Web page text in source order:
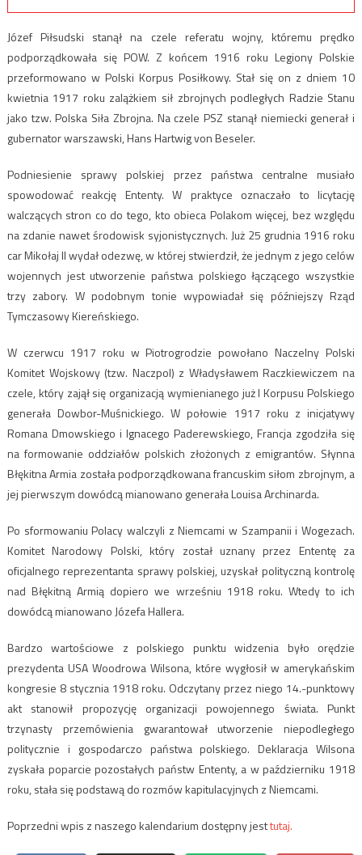
Józef Piłsudski stanął na czele referatu wojny, któremu prędko
podporządkowała się POW. Z końcem 1916 roku Legiony Polskie
przeformowano w Polski Korpus Posiłkowy. Stał się on z dniem 10
kwietnia 1917 roku zalążkiem sił zbrojnych podległych Radzie Stanu
jako tzw. Polska Siła Zbrojna. Na czele PSZ stanął niemiecki generał i
gubernator warszawski, Hans Hartwig von Beseler.
Podniesienie sprawy polskiej przez państwa centralne musiało
spowodować reakcję Ententy. W praktyce oznaczało to licytację
walczących stron co do tego, kto obieca Polakom więcej, bez względu
na zdanie nawet środowisk syjonistycznych. Już 25 grudnia 1916 roku
car Mikołaj II wydał odezwę, w której stwierdził, że jednym z jego celów
wojennych jest utworzenie państwa polskiego łączącego wszystkie
trzy zabory. W podobnym tonie wypowiadał się późniejszy Rząd
Tymczasowy Kiereńskiego.
W czerwcu 1917 roku w Piotrogrodzie powołano Naczelny Polski
Komitet Wojskowy (tzw. Naczpol) z Władysławem Raczkiewiczem na
czele, który zajął się organizacją wymienianego już I Korpusu Polskiego
generała Dowbor-Muśnickiego. W połowie 1917 roku z inicjatywy
Romana Dmowskiego i Ignacego Paderewskiego, Francja zgodziła się
na formowanie oddziałów polskich złożonych z emigrantów. Słynna
Błękitna Armia została podporządkowana francuskim siłom zbrojnym, a
jej pierwszym dowódcą mianowano generała Louisa Archinarda.
Po sformowaniu Polacy walczyli z Niemcami w Szampanii i Wogezach.
Komitet Narodowy Polski, który został uznany przez Ententę za
oficjalnego reprezentanta sprawy polskiej, uzyskał polityczną kontrolę
nad Błękitną Armią dopiero we wrześniu 1918 roku. Wtedy to ich
dowódcą mianowano Józefa Hallera.
Bardzo wartościowe z polskiego punktu widzenia było orędzie
prezydenta USA Woodrowa Wilsona, które wygłosił w amerykańskim
kongresie 8 stycznia 1918 roku. Odczytany przez niego 14.-punktowy
akt stanowił propozycję organizacji powojennego świata. Punkt
trzynasty przemówienia gwarantował utworzenie niepodległego
politycznie i gospodarczo państwa polskiego. Deklaracja Wilsona
zyskała poparcie pozostałych państw Ententy, a w październiku 1918
roku, stała się podstawą do rozmów kapitulacyjnych z Niemcami.
Poprzedni wpis z naszego kalendarium dostępny jesttutaj.